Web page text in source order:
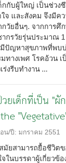
กกับผู้ใหญ่ เป็นช่วง
จ และสังคม จึงมีค
วัยอื่นๆ. จากการศึ
กรวัยรุ่นประมาณ 1
ปัญหาสุขภาพที่พบ
ทางเพศ โรคอ้วน
งรีบทำงาน ...
ยเด็กที่เป็น "ผั
น/ปี: มกราคม 2551
ยสามารถยื้อชีวิตข
ในบรรดาผู้เกี่ยวข้